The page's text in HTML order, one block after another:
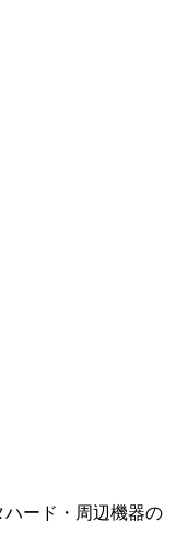
ハード・周辺機器の